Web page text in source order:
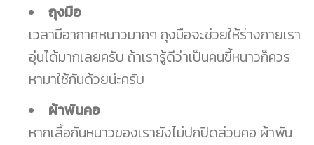
ถุงมือ
เวลามีอากาศหนาวมากๆ ถุงมือจะช่วยให้ร่างกายเรา
อุ่นได้มากเลยครับ ถ้าเรารู้ดีว่าเป็นคนขี้หนาวก็ควร
หามาใช้กันด้วยน่ะครับ
ผ้าพันคอ
หากเสื้อกันหนาวของเรายังไม่ปกปิดส่วนคอ ผ้าพัน